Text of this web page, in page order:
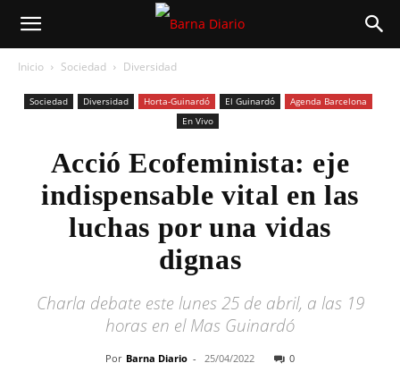
Inicio Sociedad Diversidad
Sociedad Diversidad Horta-Guinardó El Guinardó
Agenda Barcelona
En Vivo
Acció Ecofeminista: eje
indispensable vital en las
luchas por una vidas
dignas
Charla debate este lunes 25 de abril, a las 19
horas en el Mas Guinardó
Por Barna Diario - 25/04/2022 0